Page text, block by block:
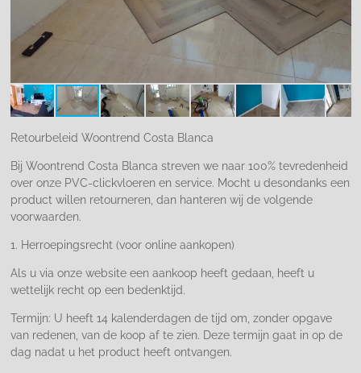
Retourbeleid Woontrend Costa Blanca
Bij Woontrend Costa Blanca streven we naar 100% tevredenheid
over onze PVC-clickvloeren en service. Mocht u desondanks een
product willen retourneren, dan hanteren wij de volgende
voorwaarden.
1. Herroepingsrecht (voor online aankopen)
Als u via onze website een aankoop heeft gedaan, heeft u
wettelijk recht op een bedenktijd.
Termijn: U heeft 14 kalenderdagen de tijd om, zonder opgave
van redenen, van de koop af te zien. Deze termijn gaat in op de
dag nadat u het product heeft ontvangen.